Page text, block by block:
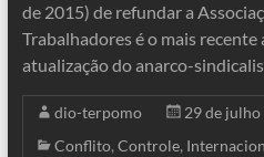
de 2015) de refundar a
Trabalhadores é o mais
atualização do anarco-
dio-terpomo
29 de julho
Conflito, Controle,